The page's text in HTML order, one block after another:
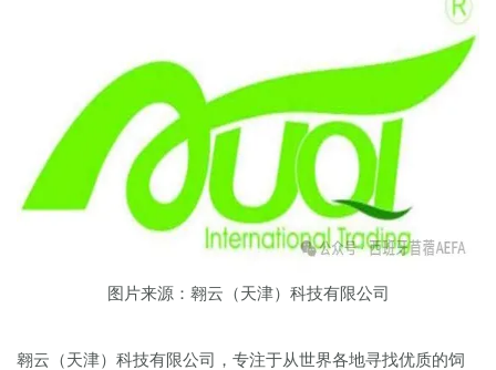
图片来源：翱云（天津）科技有限公司
翱云（天津）科技有限公司，专注于从世界各地寻找优质的饲